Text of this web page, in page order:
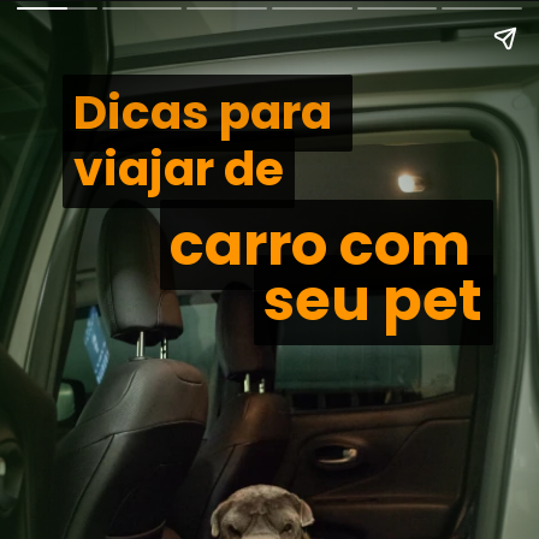
Dicas para
viajar de
Dicas para
viajar de
carro com
seu pet
carro com
seu pet